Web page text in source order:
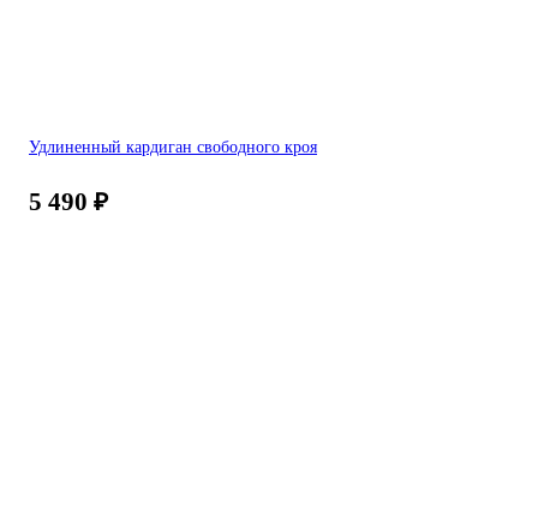
Удлиненный кардиган свободного кроя
5 490 ₽